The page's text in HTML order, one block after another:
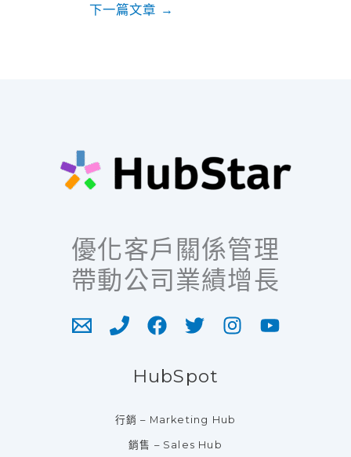
下一篇文章 →
優化客戶關係管理
帶動公司業績增長
HubSpot
行銷 – Marketing Hub
銷售 – Sales Hub